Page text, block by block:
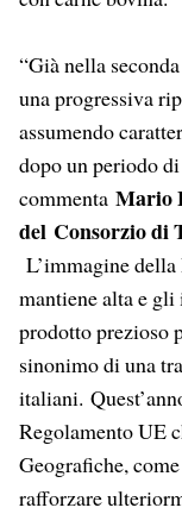
“Già nella
una progressiva
assumendo
dopo un periodo
commenta Mario
del Consorzio di
L’immagine
mantiene alta e
prodotto prezioso
sinonimo di una
italiani.
Regolamento UE
Geografiche,
rafforzare